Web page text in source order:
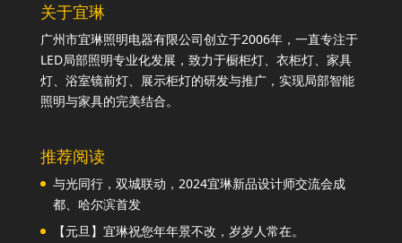
关于宜琳
广州市宜琳照明电器有限公司创立于2006年，一直专注于
LED局部照明专业化发展，致力于橱柜灯、衣柜灯、家具
灯、浴室镜前灯、展示柜灯的研发与推广，实现局部智能
照明与家具的完美结合。
推荐阅读
与光同行，双城联动，2024宜琳新品设计师交流会成
都、哈尔滨首发
【元旦】宜琳祝您年年景不改，岁岁人常在。